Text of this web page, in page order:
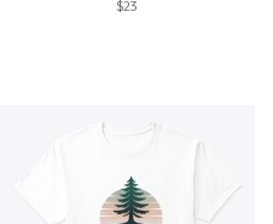
$23